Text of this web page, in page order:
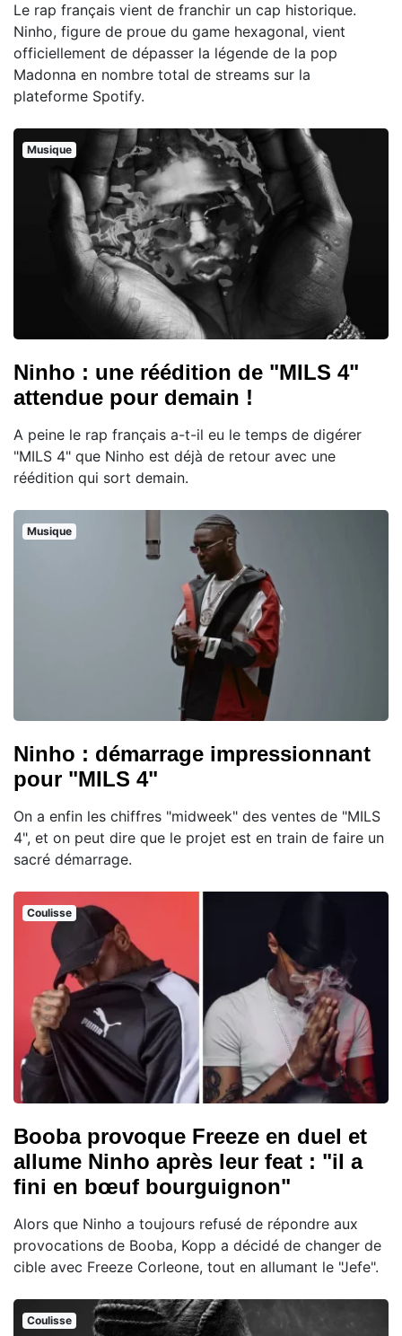
Le rap français vient de franchir un cap historique.
Ninho, figure de proue du game hexagonal, vient
officiellement de dépasser la légende de la pop
Madonna en nombre total de streams sur la
plateforme Spotify.
Musique
Ninho : une réédition de "MILS 4"
attendue pour demain !
A peine le rap français a-t-il eu le temps de digérer
"MILS 4" que Ninho est déjà de retour avec une
réédition qui sort demain.
Musique
Ninho : démarrage impressionnant
pour "MILS 4"
On a enfin les chiffres "midweek" des ventes de "MILS
4", et on peut dire que le projet est en train de faire un
sacré démarrage.
Coulisse
Booba provoque Freeze en duel et
allume Ninho après leur feat : "il a
fini en bœuf bourguignon"
Alors que Ninho a toujours refusé de répondre aux
provocations de Booba, Kopp a décidé de changer de
cible avec Freeze Corleone, tout en allumant le "Jefe".
Coulisse